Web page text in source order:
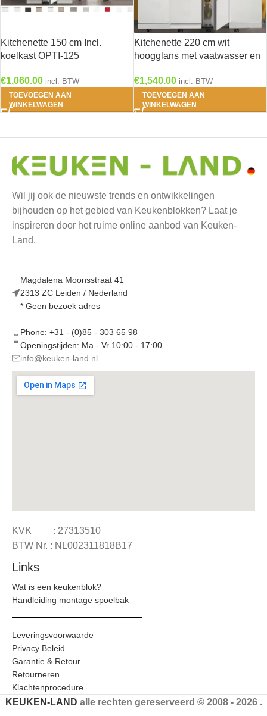
Kitchenette 150 cm Incl.
koelkast OPTI-125
€1,060.00 incl. BTW
TOEVOEGEN AAN
WINKELWAGEN
Kitchenette 220 cm wit
hoogglans met vaatwasser en
4534
€1,540.00 incl. BTW
TOEVOEGEN AAN
WINKELWAGEN
Wil jij ook de nieuwste trends en ontwikkelingen
bijhouden op het gebied van Keukenblokken? Laat je
inspireren door het ruime online aanbod van Keuken-
Land.
Magdalena Moonsstraat 41
2313 ZC Leiden / Nederland
* Geen bezoek adres
Phone: +31 - (0)85 - 303 65 98
Openingstijden: Ma - Vr 10:00 - 17:00
info@keuken-land.nl
KVK : 27313510
BTW Nr. : NL002311818B17
Links
Wat is een keukenblok?
Handleiding montage spoelbak
Leveringsvoorwaarde
Privacy Beleid
Garantie & Retour
Retourneren
Klachtenprocedure
KEUKEN-LAND alle rechten gereserveerd © 2008 - 2026 .